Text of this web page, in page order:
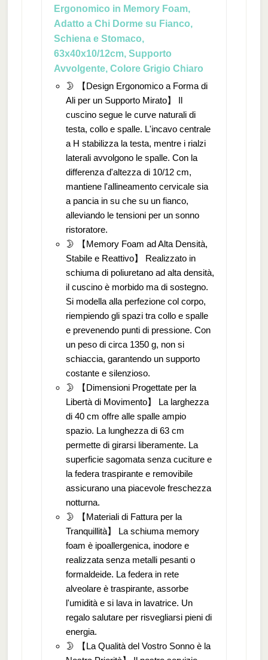
Ergonomico in Memory Foam,
Adatto a Chi Dorme su Fianco,
Schiena e Stomaco,
63x40x10/12cm, Supporto
Avvolgente, Colore Grigio Chiaro
🌛 【Design Ergonomico a Forma di
Ali per un Supporto Mirato】 Il
cuscino segue le curve naturali di
testa, collo e spalle. L'incavo centrale
a H stabilizza la testa, mentre i rialzi
laterali avvolgono le spalle. Con la
differenza d'altezza di 10/12 cm,
mantiene l'allineamento cervicale sia
a pancia in su che su un fianco,
alleviando le tensioni per un sonno
ristoratore.
🌛 【Memory Foam ad Alta Densità,
Stabile e Reattivo】 Realizzato in
schiuma di poliuretano ad alta densità,
il cuscino è morbido ma di sostegno.
Si modella alla perfezione col corpo,
riempiendo gli spazi tra collo e spalle
e prevenendo punti di pressione. Con
un peso di circa 1350 g, non si
schiaccia, garantendo un supporto
costante e silenzioso.
🌛 【Dimensioni Progettate per la
Libertà di Movimento】 La larghezza
di 40 cm offre alle spalle ampio
spazio. La lunghezza di 63 cm
permette di girarsi liberamente. La
superficie sagomata senza cuciture e
la federa traspirante e removibile
assicurano una piacevole freschezza
notturna.
🌛 【Materiali di Fattura per la
Tranquillità】 La schiuma memory
foam è ipoallergenica, inodore e
realizzata senza metalli pesanti o
formaldeide. La federa in rete
alveolare è traspirante, assorbe
l'umidità e si lava in lavatrice. Un
regalo salutare per risvegliarsi pieni di
energia.
🌛 【La Qualità del Vostro Sonno è la